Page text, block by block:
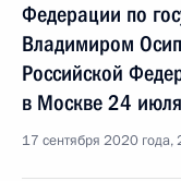
Федерации по
Владимиром
Российской
в Москве 24
17 сентября 2020 года,